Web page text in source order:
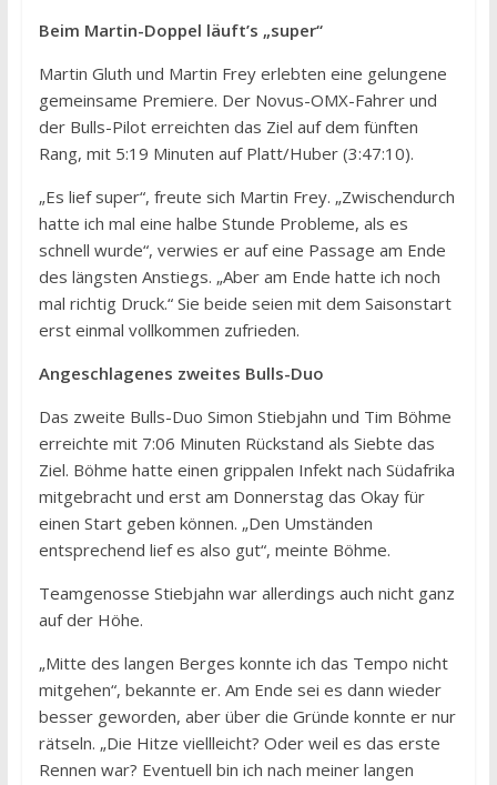
Beim Martin-Doppel läuft’s „super“
Martin Gluth und Martin Frey erlebten eine gelungene
gemeinsame Premiere. Der Novus-OMX-Fahrer und
der Bulls-Pilot erreichten das Ziel auf dem fünften
Rang, mit 5:19 Minuten auf Platt/Huber (3:47:10).
„Es lief super“, freute sich Martin Frey. „Zwischendurch
hatte ich mal eine halbe Stunde Probleme, als es
schnell wurde“, verwies er auf eine Passage am Ende
des längsten Anstiegs. „Aber am Ende hatte ich noch
mal richtig Druck.“ Sie beide seien mit dem Saisonstart
erst einmal vollkommen zufrieden.
Angeschlagenes zweites Bulls-Duo
Das zweite Bulls-Duo Simon Stiebjahn und Tim Böhme
erreichte mit 7:06 Minuten Rückstand als Siebte das
Ziel. Böhme hatte einen grippalen Infekt nach Südafrika
mitgebracht und erst am Donnerstag das Okay für
einen Start geben können. „Den Umständen
entsprechend lief es also gut“, meinte Böhme.
Teamgenosse Stiebjahn war allerdings auch nicht ganz
auf der Höhe.
„Mitte des langen Berges konnte ich das Tempo nicht
mitgehen“, bekannte er. Am Ende sei es dann wieder
besser geworden, aber über die Gründe konnte er nur
rätseln. „Die Hitze viellleicht? Oder weil es das erste
Rennen war? Eventuell bin ich nach meiner langen